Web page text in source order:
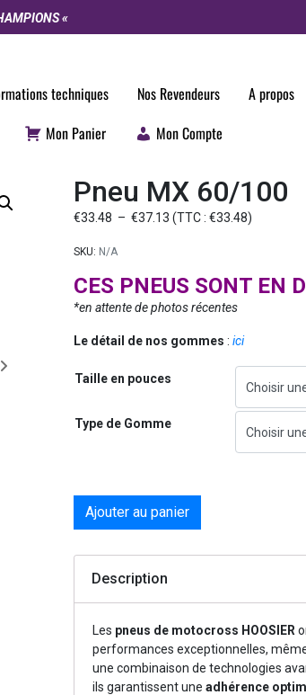
«
techniques Nos Revendeurs A propos
Mon Panier
Mon Compte
Pneu MX 60/100
€33.48 – €37.13 (TTC : €33.48)
SKU: N/A
CES PNEUS SONT EN
*en attente de photos récentes
Le détail de nos gommes : ici
Taille en pouces
Type de Gomme
Ajouter au panier
Description
Les pneus de motocross HOOSIER
performances exceptionnelles,
une combinaison de technologies
ils garantissent une adhérence